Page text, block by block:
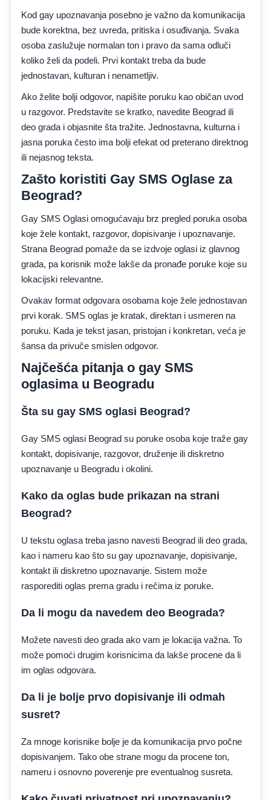
Kod gay upoznavanja posebno je važno da komunikacija
bude korektna, bez uvreda, pritiska i osuđivanja. Svaka
osoba zaslužuje normalan ton i pravo da sama odluči
koliko želi da podeli. Prvi kontakt treba da bude
jednostavan, kulturan i nenametljiv.
Ako želite bolji odgovor, napišite poruku kao običan uvod
u razgovor. Predstavite se kratko, navedite Beograd ili
deo grada i objasnite šta tražite. Jednostavna, kulturna i
jasna poruka često ima bolji efekat od preterano direktnog
ili nejasnog teksta.
Zašto koristiti Gay SMS Oglase za
Beograd?
Gay SMS Oglasi omogućavaju brz pregled poruka osoba
koje žele kontakt, razgovor, dopisivanje i upoznavanje.
Strana Beograd pomaže da se izdvoje oglasi iz glavnog
grada, pa korisnik može lakše da pronađe poruke koje su
lokacijski relevantne.
Ovakav format odgovara osobama koje žele jednostavan
prvi korak. SMS oglas je kratak, direktan i usmeren na
poruku. Kada je tekst jasan, pristojan i konkretan, veća je
šansa da privuče smislen odgovor.
Najčešća pitanja o gay SMS
oglasima u Beogradu
Šta su gay SMS oglasi Beograd?
Gay SMS oglasi Beograd su poruke osoba koje traže gay
kontakt, dopisivanje, razgovor, druženje ili diskretno
upoznavanje u Beogradu i okolini.
Kako da oglas bude prikazan na strani
Beograd?
U tekstu oglasa treba jasno navesti Beograd ili deo grada,
kao i nameru kao što su gay upoznavanje, dopisivanje,
kontakt ili diskretno upoznavanje. Sistem može
rasporediti oglas prema gradu i rečima iz poruke.
Da li mogu da navedem deo Beograda?
Možete navesti deo grada ako vam je lokacija važna. To
može pomoći drugim korisnicima da lakše procene da li
im oglas odgovara.
Da li je bolje prvo dopisivanje ili odmah
susret?
Za mnoge korisnike bolje je da komunikacija prvo počne
dopisivanjem. Tako obe strane mogu da procene ton,
nameru i osnovno poverenje pre eventualnog susreta.